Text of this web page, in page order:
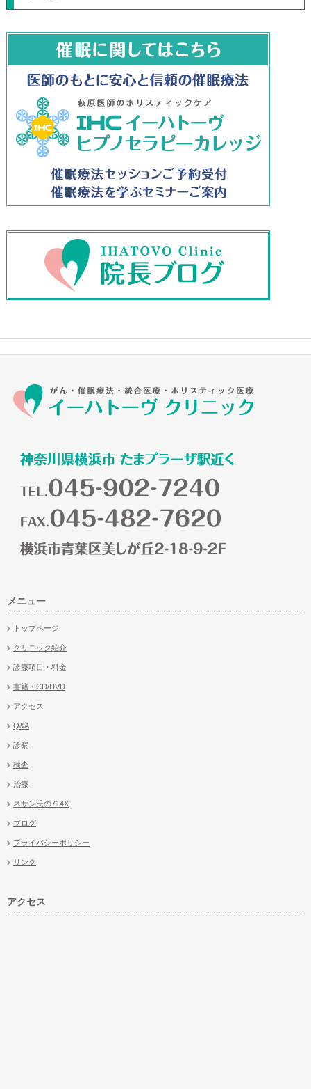
メニュー
トップページ
クリニック紹介
診療項目・料金
書籍・CD/DVD
アクセス
Q&A
診察
検査
治療
ネサン氏の714X
ブログ
プライバシーポリシー
リンク
アクセス